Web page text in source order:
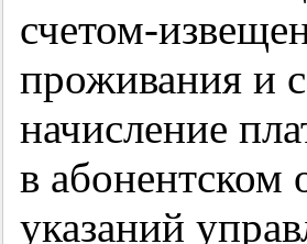
счетом-
проживания и
начисление
в
указаний